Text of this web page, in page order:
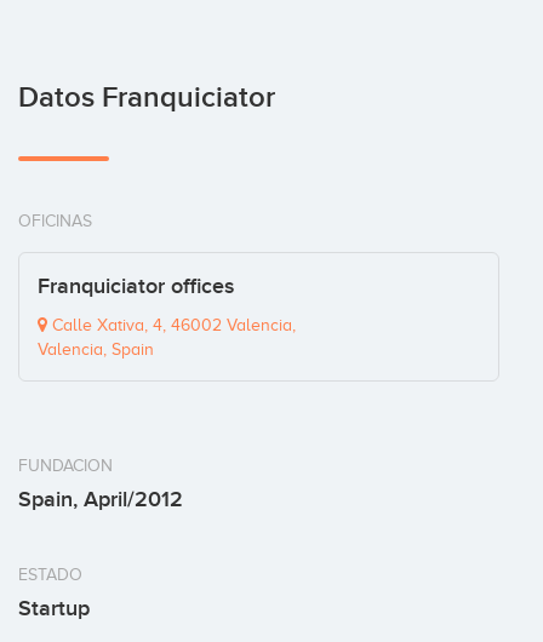
Datos Franquiciator
OFICINAS
Franquiciator offices
Calle Xativa, 4, 46002 Valencia,
Valencia, Spain
FUNDACION
Spain, April/2012
ESTADO
Startup